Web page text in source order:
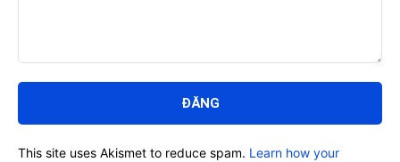
luận:
This site uses Akismet to reduce spam. Learn how your